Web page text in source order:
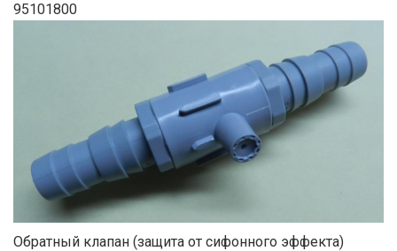
95101800
Обратный клапан (защита от сифонного эффекта)